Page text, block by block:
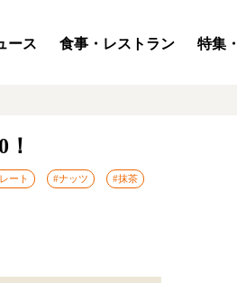
ース 食事・レストラン 特集
ート #ナッツ #抹茶